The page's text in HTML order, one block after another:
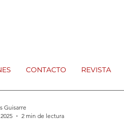
CONTACTO REVISTA
Guisarre
2 min de lectura